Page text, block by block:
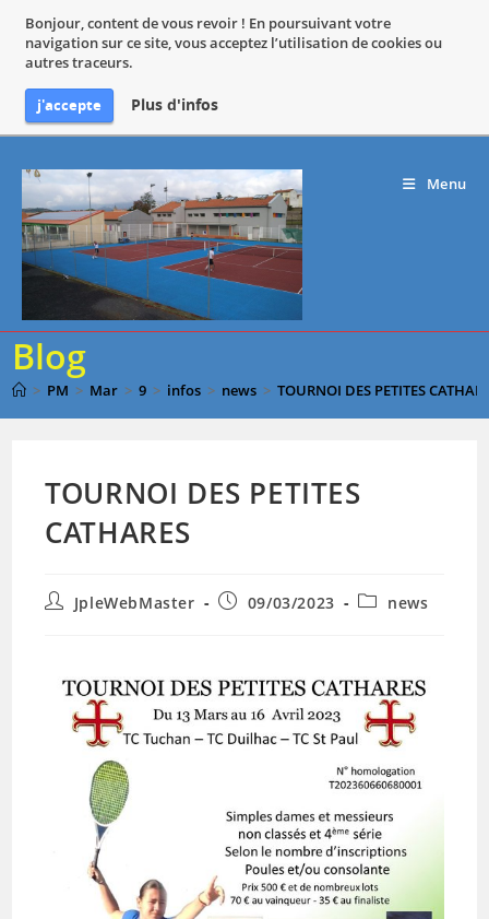
Bonjour, content de vous revoir ! En poursuivant votre
navigation sur ce site, vous acceptez l’utilisation de cookies ou
autres traceurs.
j'accepte Plus d'infos
content
Menu
Blog
> PM > Mar > 9 > infos > news > TOURNOI DES PETITES
TOURNOI DES PETITES
CATHARES
Auteur/autrice
JpleWebMaster
Publication
09/03/2023
Postnews